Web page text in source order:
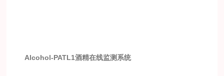
Alcohol-PATL1酒精在线监测系统